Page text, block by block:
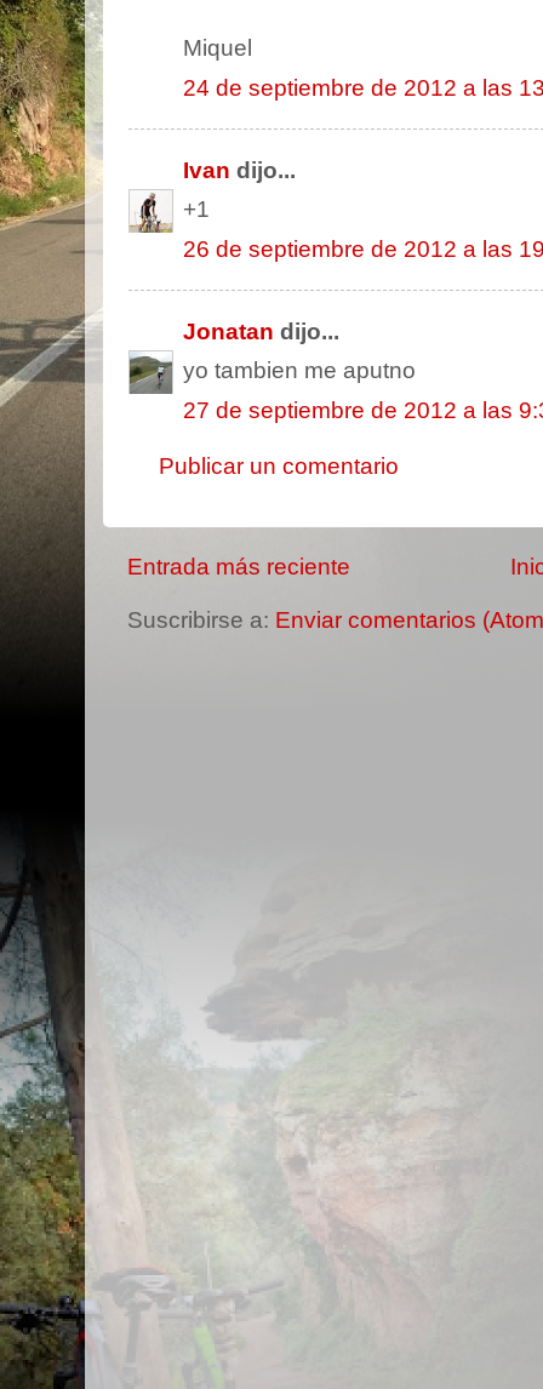
Miquel
24 de septiembre de 2012 a las
Ivan dijo...
+1
26 de septiembre de 2012 a las
Jonatan dijo...
yo tambien me aputno
27 de septiembre de 2012 a las
Publicar un comentario
Entrada más reciente
Suscribirse a: Enviar comentarios